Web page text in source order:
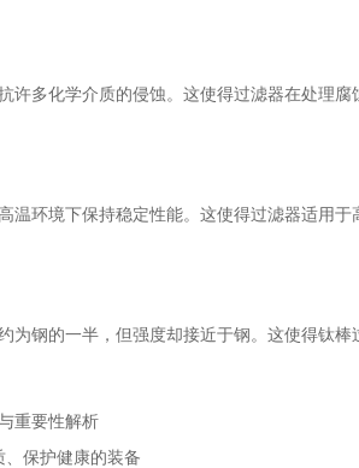
多化学介质的侵蚀。这使得过滤器在处理腐
环境下保持稳定性能。这使得过滤器适用于
钢的一半，但强度却接近于钢。这使得钛棒
重要性解析
保护健康的装备